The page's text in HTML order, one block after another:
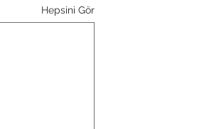
Hepsini Gör